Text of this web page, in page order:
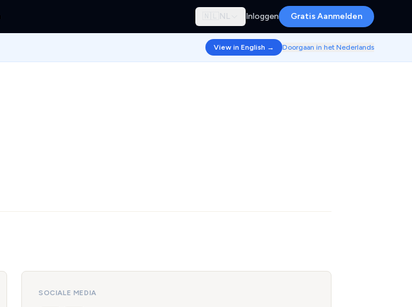
🇳🇱 NL Inloggen Gratis Aanmelden
View in English → Doorgaan in het Nederlands
SOCIALE MEDIA